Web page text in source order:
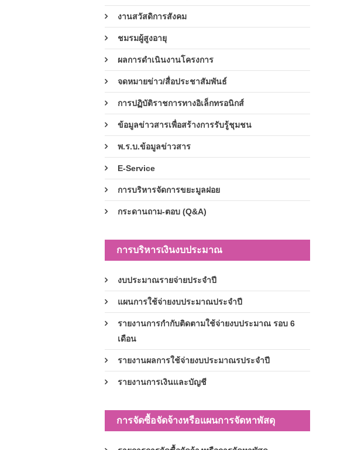
งานสวัสดิการสังคม
ชมรมผู้สูงอายุ
ผลการดำเนินงานโครงการ
จดหมายข่าว/สื่อประชาสัมพันธ์
การปฏิบัติราชการทางอิเล็กทรอนิกส์
ข้อมูลข่าวสารเพื่อสร้างการรับรู้ชุมชน
พ.ร.บ.ข้อมูลข่าวสาร
E-Service
การบริหารจัดการขยะมูลฝอย
กระดานถาม-ตอบ (Q&A)
การบริหารเงินงบประมาณ
งบประมาณรายจ่ายประจำปี
แผนการใช้จ่ายงบประมาณประจำปี
รายงานการกำกับติดตามใช้จ่ายงบประมาณ รอบ 6
เดือน
รายงานผลการใช้จ่ายงบประมาณรประจำปี
รายงานการเงินและบัญชี
การจัดซื้อจัดจ้างหรือแผนการจัดหาพัสดุ